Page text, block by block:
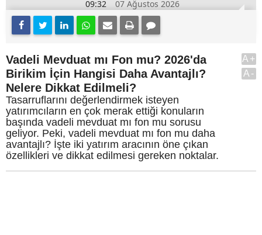
09:32 07 Ağustos 2026
Vadeli Mevduat mı Fon mu? 2026'da
Birikim İçin Hangisi Daha Avantajlı?
Nelere Dikkat Edilmeli?
Tasarruflarını değerlendirmek isteyen
yatırımcıların en çok merak ettiği konuların
başında vadeli mevduat mı fon mu sorusu
geliyor. Peki, vadeli mevduat mı fon mu daha
avantajlı? İşte iki yatırım aracının öne çıkan
özellikleri ve dikkat edilmesi gereken noktalar.
A+
A-